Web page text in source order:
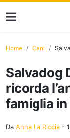
Home Cani
Salvadog
ricorda
famiglia in
Da Anna La Riccia -